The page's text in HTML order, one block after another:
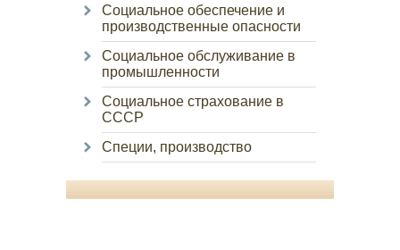
Социальное обеспечение и
производственные опасности
Социальное обслуживание в
промышленности
Социальное страхование в
СССР
Специи, производство